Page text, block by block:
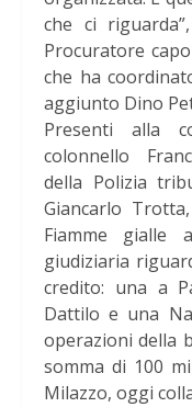
che ci
Procuratore
che ha
aggiunto Dino
Presenti alla
colonnello
della Polizia
Giancarlo
Fiamme gialle
giudiziaria
credito: una a
Dattilo e una
operazioni della
somma di 100
Milazzo, oggi